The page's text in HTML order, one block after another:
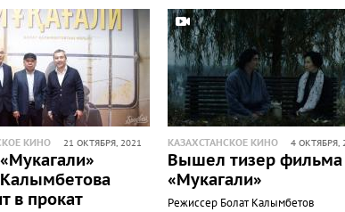
КИНО 21 ОКТЯБРЯ, 2021
в прокат
КАЗАХСТАНСКОЕ КИНО 4 ОКТЯБРЯ,
Вышел тизер фильма
«Мукагали»
Режиссер Болат Калымбетов